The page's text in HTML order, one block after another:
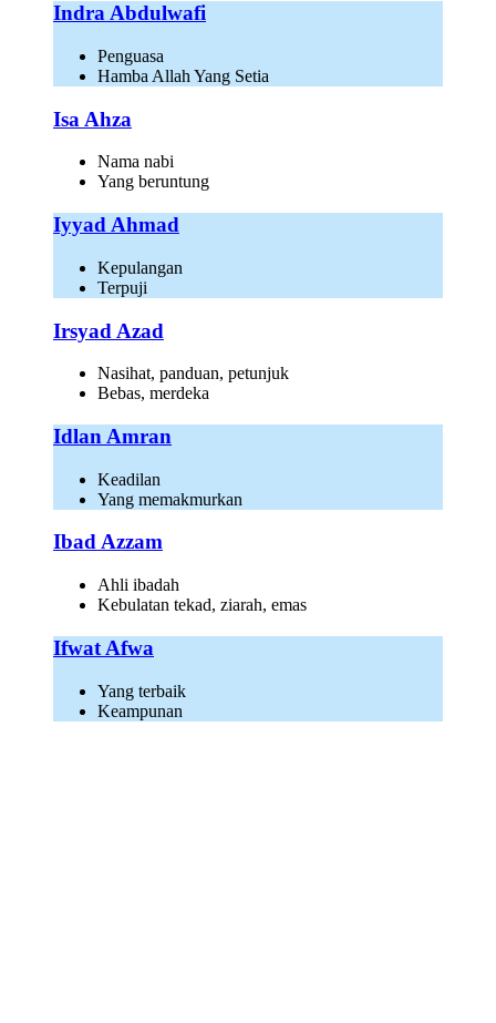
Indra Abdulwafi
Penguasa
Hamba Allah Yang Setia
Isa Ahza
Nama nabi
Yang beruntung
Iyyad Ahmad
Kepulangan
Terpuji
Irsyad Azad
Nasihat, panduan, petunjuk
Bebas, merdeka
Idlan Amran
Keadilan
Yang memakmurkan
Ibad Azzam
Ahli ibadah
Kebulatan tekad, ziarah, emas
Ifwat Afwa
Yang terbaik
Keampunan